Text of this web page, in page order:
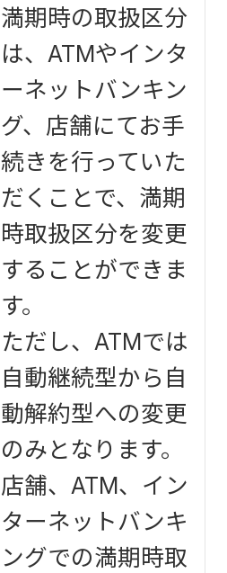
満期時の取扱区分
は、ATMやインタ
ーネットバンキン
グ、店舗にてお手
続きを行っていた
だくことで、満期
時取扱区分を変更
することができま
す。
ただし、ATMでは
自動継続型から自
動解約型への変更
のみとなります。
店舗、ATM、イン
ターネットバンキ
ングでの満期時取